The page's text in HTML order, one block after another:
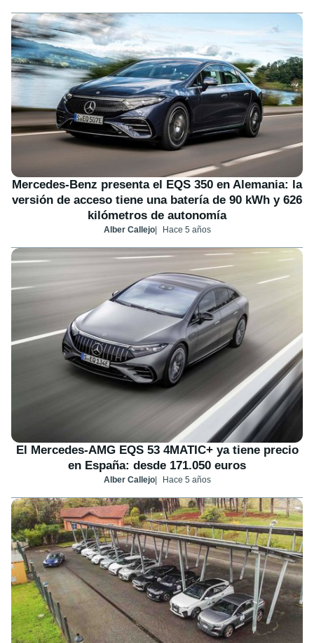
Mercedes-Benz presenta el EQS 350 en Alemania: la
versión de acceso tiene una batería de 90 kWh y 626
kilómetros de autonomía
Alber Callejo Hace 5 años
El Mercedes-AMG EQS 53 4MATIC+ ya tiene precio
en España: desde 171.050 euros
Alber Callejo Hace 5 años